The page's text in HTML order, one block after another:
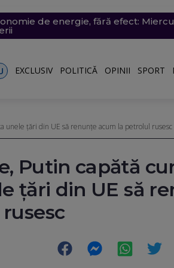
de energie, fără efect:
exploziv a perturbat traficul pe
către Ucraina. Rusia,
într-un dosar de
în dreptul unei plaje din
lui Nicușor Dan, și-a publicat
are la Dacia
EXCLUSIV POLITICĂ OPINII SPORT
unele țări din UE să renunțe acum la petrolul rusesc
Putin capătă
țări din UE să
Facebook Messenger WhatsApp